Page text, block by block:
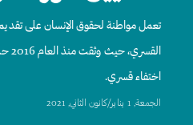
تعمل مواطنة لحقوق الإنسان على تقديم
اختفاء قسري.
الجمعة, 1 يناير/كانون الثاني, 2021